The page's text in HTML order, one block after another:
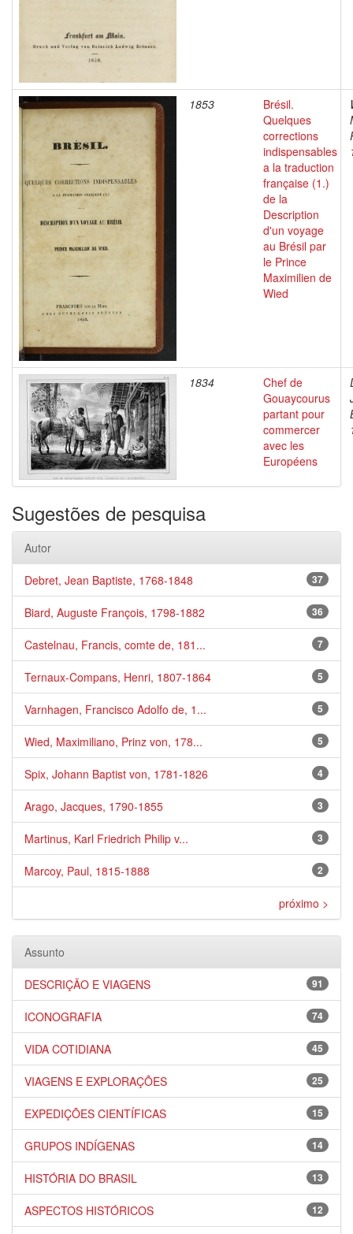
1853
Brésil.
Quelques
corrections
indispensables
a la traduction
française (1.)
de la
Description
d'un voyage
au Brésil par
le Prince
Maximilien de
Wied
1834
Chef de
Gouaycourus
partant pour
commercer
avec les
Européens
Sugestões de pesquisa
Autor
37
Debret, Jean Baptiste, 1768-1848
36
Biard, Auguste François, 1798-1882
7
Castelnau, Francis, comte de, 181...
5
Ternaux-Compans, Henri, 1807-1864
5
Varnhagen, Francisco Adolfo de, 1...
5
Wied, Maximiliano, Prinz von, 178...
4
Spix, Johann Baptist von, 1781-1826
3
Arago, Jacques, 1790-1855
3
Martinus, Karl Friedrich Philip v...
2
Marcoy, Paul, 1815-1888
próximo >
Assunto
91
DESCRIÇÃO E VIAGENS
74
ICONOGRAFIA
45
VIDA COTIDIANA
25
VIAGENS E EXPLORAÇÕES
15
EXPEDIÇÕES CIENTÍFICAS
14
GRUPOS INDÍGENAS
13
HISTÓRIA DO BRASIL
12
ASPECTOS HISTÓRICOS